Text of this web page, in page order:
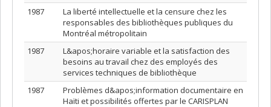
1987
La liberté intellectuelle et la censure chez les
responsables des bibliothèques publiques du
Montréal métropolitain
1987
L&apos;horaire variable et la satisfaction des
besoins au travail chez des employés des
services techniques de bibliothèque
1987
Problèmes d&apos;information documentaire en
Haïti et possibilités offertes par le CARISPLAN